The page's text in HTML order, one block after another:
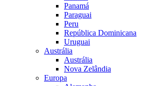
Panamá
Paraguai
Peru
República Dominicana
Uruguai
Austrália
Austrália
Nova Zelândia
Europa